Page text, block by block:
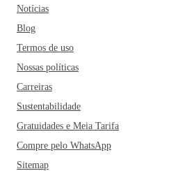
Notícias
Blog
Termos de uso
Nossas políticas
Carreiras
Sustentabilidade
Gratuidades e Meia Tarifa
Compre pelo WhatsApp
Sitemap